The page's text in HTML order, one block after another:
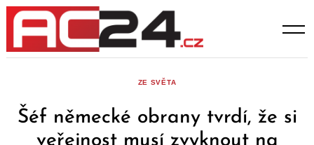
Skip
content
ZE SVĚTA
Šéf německé obrany tvrdí, že si